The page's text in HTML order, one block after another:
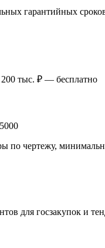
гарантийных
200 тыс. ₽ — бесплатно
по чертежу,
для госзакупок и